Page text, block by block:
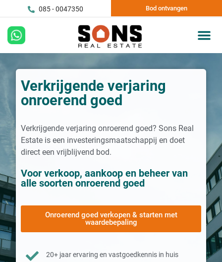
085 - 0047350 Bod ontvangen
Verkrijgende verjaring
onroerend goed
Verkrijgende verjaring onroerend goed? Sons Real
Estate is een investeringsmaatschappij en doet
direct een vrijblijvend bod.
Voor verkoop, aankoop en beheer van
alle soorten onroerend goed
Onroerend goed verkopen & starten met
waardebepaling
20+ jaar ervaring en vastgoedkennis in huis